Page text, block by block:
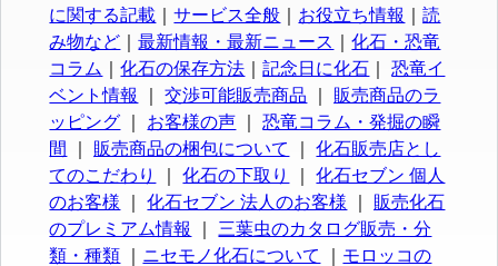
に関する記載 ｜サービス全般 お役立ち情報 ｜読
み物など ｜最新情報・最新ニュース ｜化石・恐竜
コラム
｜化石の保存方法 ｜記念日に化石 ｜恐竜イ
ベント情報
｜交渉可能販売商品
販売商品のラ
ッピング
お客様の声 ｜恐竜コラム・発掘の瞬
間
販売商品の梱包について ｜化石販売店とし
てのこだわり
｜化石の下取り ｜化石セブン 個人
のお客様 ｜化石セブン 法人のお客様
販売化石
のプレミアム情報
三葉虫のカタログ販売・分
類・種類
ニセモノ化石について モロッコの